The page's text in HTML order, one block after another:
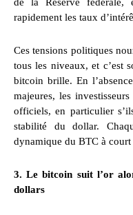
rapidement les taux
Ces tensions politiques
tous les niveaux, et c’est
bitcoin brille. En
majeures, les
officiels, en particulier
stabilité du dollar.
dynamique du BTC à court
3. Le bitcoin suit l’or
dollars